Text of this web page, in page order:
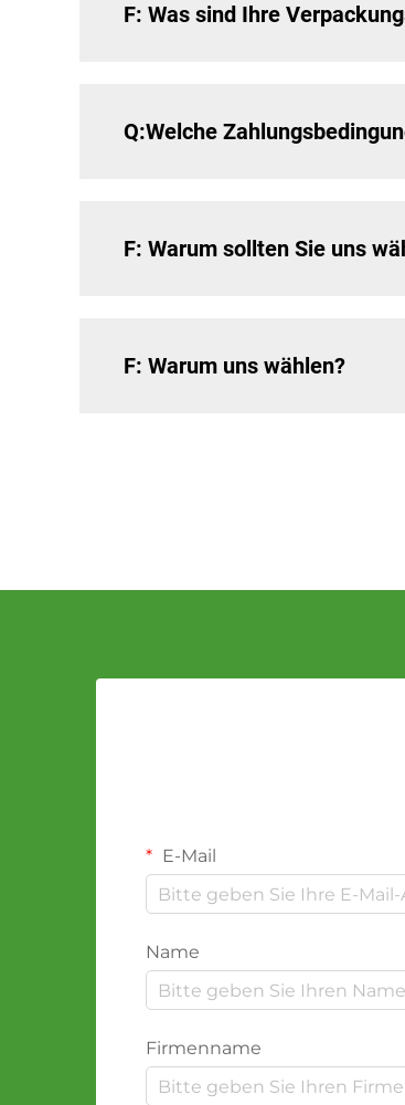
F: Was sind Ihre
Q:Welche
F: Warum sollten Sie uns
F: Warum uns wählen?
E-Mail
Name
Firmenname